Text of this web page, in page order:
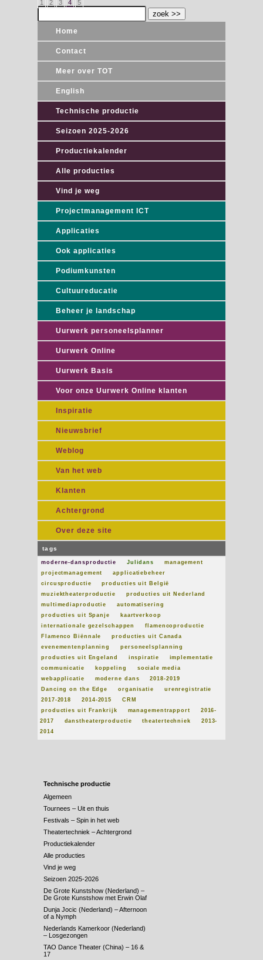
1 2 3 4 5
Home
Contact
Meer over TOT
English
Technische productie
Seizoen 2025-2026
Productiekalender
Alle producties
Vind je weg
Projectmanagement ICT
Applicaties
Ook applicaties
Podiumkunsten
Cultuureducatie
Beheer je landschap
Uurwerk personeelsplanner
Uurwerk Online
Uurwerk Basis
Voor onze Uurwerk Online klanten
Inspiratie
Nieuwsbrief
Weblog
Van het web
Klanten
Achtergrond
Over deze site
tags
moderne-dansproductie Julidans
management
projectmanagement
applicatiebeheer
circusproductie
producties uit België
muziektheaterproductie
producties uit Nederland
multimediaproductie
automatisering
producties uit Spanje
kaartverkoop
internationale gezelschappen
flamencoproductie
Flamenco Biënnale
producties uit Canada
evenementenplanning
personeelsplanning
producties uit Engeland
inspiratie
implementatie
communicatie
koppeling
sociale media
webapplicatie
moderne dans
2018-2019
Dancing on the Edge
organisatie
urenregistratie
2017-2018
2014-2015
CRM
producties uit Frankrijk
managementrapport
2016-
2017
danstheaterproductie theatertechniek
2013-
2014
Technische productie
Algemeen
Tournees – Uit en thuis
Festivals – Spin in het web
Theatertechniek – Achtergrond
Productiekalender
Alle producties
Vind je weg
Seizoen 2025-2026
De Grote Kunstshow (Nederland) –
De Grote Kunstshow met Erwin Olaf
Dunja Jocic (Nederland) – Afternoon
of a Nymph
Nederlands Kamerkoor (Nederland)
– Losgezongen
TAO Dance Theater (China) – 16 &
17